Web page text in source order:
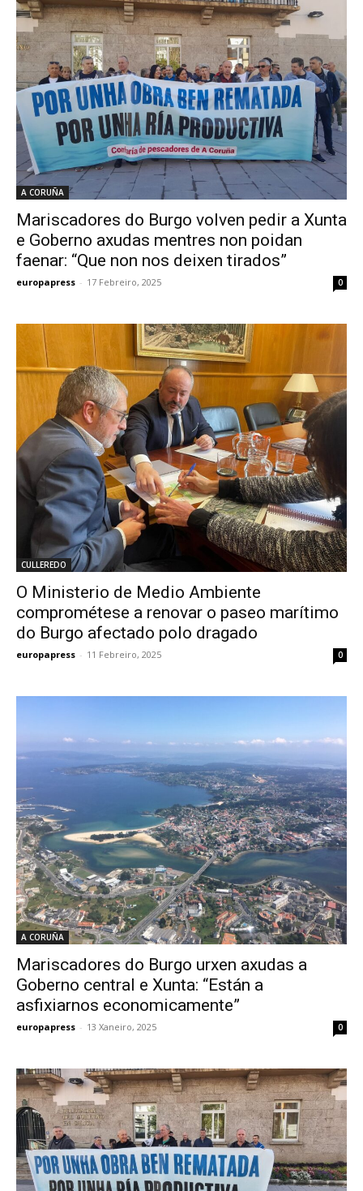
A CORUÑA
Mariscadores do Burgo volven pedir a Xunta
e Goberno axudas mentres non poidan
faenar: “Que non nos deixen tirados”
europapress - 17 Febreiro, 2025 0
CULLEREDO
O Ministerio de Medio Ambiente
comprométese a renovar o paseo marítimo
do Burgo afectado polo dragado
europapress - 11 Febreiro, 2025 0
A CORUÑA
Mariscadores do Burgo urxen axudas a
Goberno central e Xunta: “Están a
asfixiarnos economicamente”
europapress - 13 Xaneiro, 2025 0